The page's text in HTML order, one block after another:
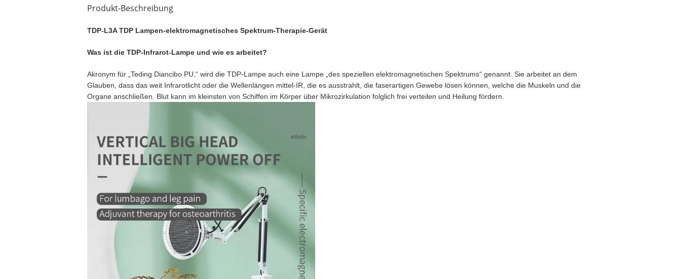
Produkt-Beschreibung
TDP-L3A TDP Lampen-elektromagnetisches Spektrum-Therapie-Gerät
Was ist die TDP-Infrarot-Lampe und wie es arbeitet?
Akronym für „Teding Diancibo PU,“ wird die TDP-Lampe auch eine Lampe „des speziellen elektromagnetischen Spektrums“ genannt. Sie arbeitet an dem
Glauben, dass das weit Infrarotlicht oder die Wellenlängen mittel-IR, die es ausstrahlt, die faserartigen Gewebe lösen können, welche die Muskeln und die
Organe anschließen. Blut kann im kleinsten von Schiffen im Körper über Mikrozirkulation folglich frei verteilen und Heilung fördern.